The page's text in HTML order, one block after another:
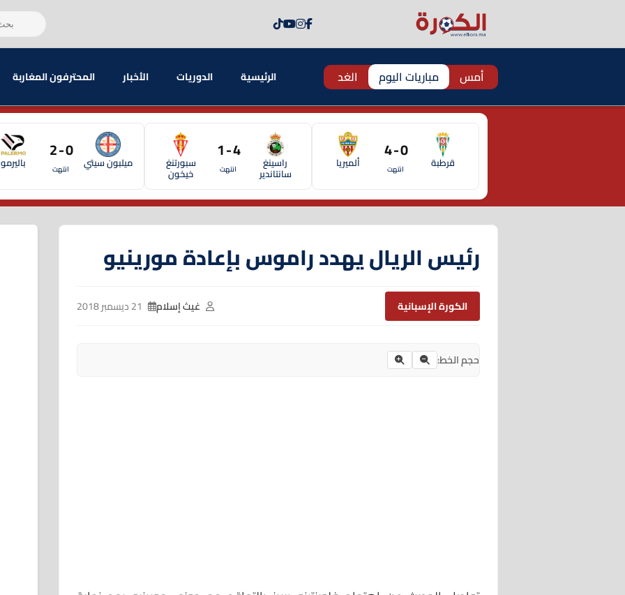
أمس مباريات اليوم الغد الرئيسية الدوريات الأخبار المحترفون المغاربة
قرطبة 0 - 4
انتهت ألميريا راسينغ
سانتاندير
4 - 1
انتهت سبورتنغ
خيخون
ميلبون سيتي 0 - 2
انتهت باليرمو
رئيس الريال يهدد راموس بإعادة مورينيو
الكورة الإسبانية غيث إسلام
حجم الخط: